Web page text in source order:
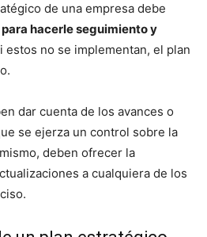
de una empresa debe
hacerle seguimiento y
estos no se implementan, el plan
dar cuenta de los avances o
se ejerza un control sobre la
deben ofrecer la
a cualquiera de los